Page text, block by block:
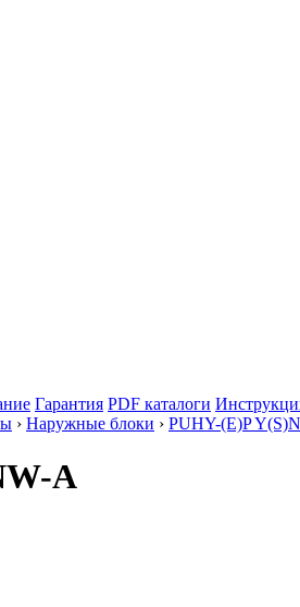
Гарантия PDF каталоги
› Наружные блоки › PUHY-(E)P
A